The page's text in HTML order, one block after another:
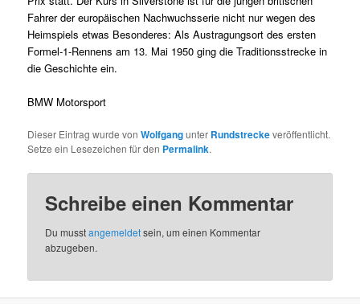
Fahrer der europäischen Nachwuchsserie nicht nur wegen des
Heimspiels etwas Besonderes: Als Austragungsort des ersten
Formel-1-Rennens am 13. Mai 1950 ging die Traditionsstrecke in
die Geschichte ein.
BMW Motorsport
Dieser Eintrag wurde vonWolfgangunter Rundstreckeveröffentlicht.
Setze ein Lesezeichen für den Permalink.
Schreibe einen Kommentar
Du musstangemeldetsein, um einen Kommentar
abzugeben.